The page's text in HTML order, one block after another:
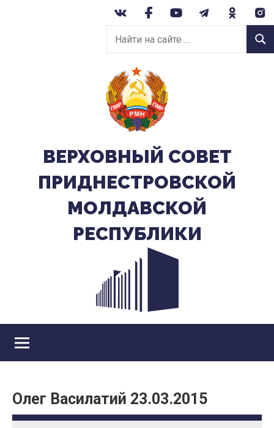
Найти
на
сайте:
ВЕРХОВНЫЙ CОВЕТ
ПРИДНЕСТРОВСКОЙ
МОЛДАВСКОЙ
РЕСПУБЛИКИ
Олег Василатий 23.03.2015